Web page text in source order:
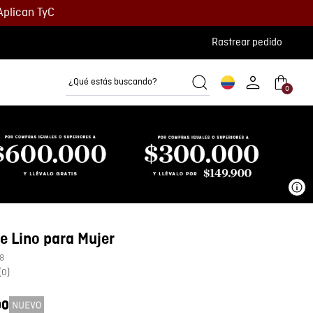
TyC
Rastrear pedido
¿Qué estás buscando?
0
Lino para Mujer
(0)